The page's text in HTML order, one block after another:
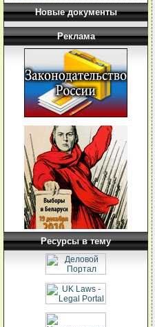
Новые документы
Реклама
Ресурсы в тему